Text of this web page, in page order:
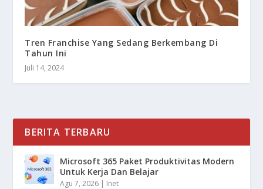
Tren Franchise Yang Sedang Berkembang Di
Tahun Ini
Juli 14, 2024
BERITA TERBARU
Microsoft 365 Paket Produktivitas Modern
Untuk Kerja Dan Belajar
Agu 7, 2026 | Inet